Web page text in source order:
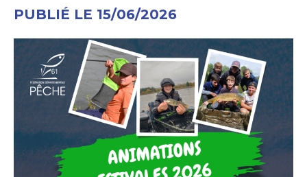
PUBLIÉ LE 15/06/2026